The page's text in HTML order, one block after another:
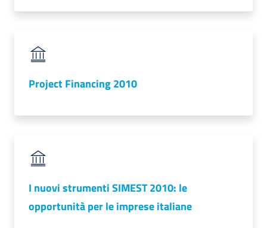
delle
Project Financing 2010
I nuovi strumenti SIMEST 2010: le
opportunità per le imprese italiane